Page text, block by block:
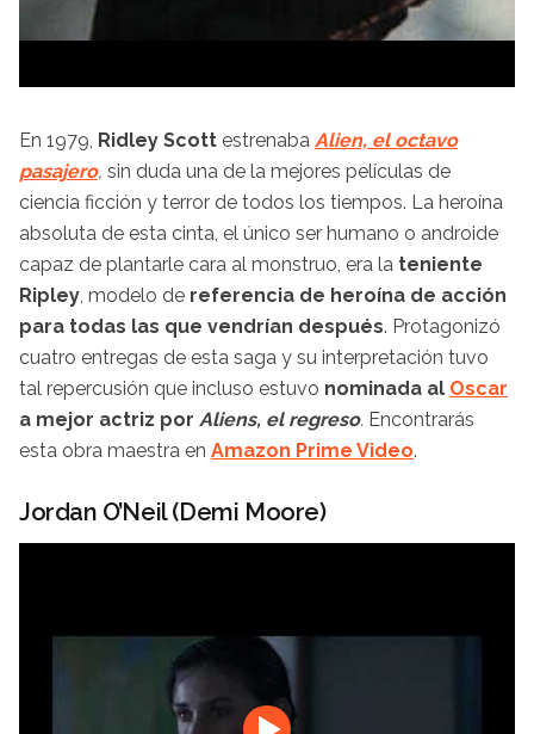
En 1979, Ridley Scott estrenaba Alien, el octavo
pasajero, sin duda una de la mejores películas de
ciencia ficción y terror de todos los tiempos. La heroína
absoluta de esta cinta, el único ser humano o androide
capaz de plantarle cara al monstruo, era la teniente
Ripley, modelo de referencia de heroína de acción
para todas las que vendrían después. Protagonizó
cuatro entregas de esta saga y su interpretación tuvo
tal repercusión que incluso estuvo nominada al Oscar
a mejor actriz por Aliens, el regreso. Encontrarás
esta obra maestra en Amazon Prime Video.
Jordan O’Neil (Demi Moore)